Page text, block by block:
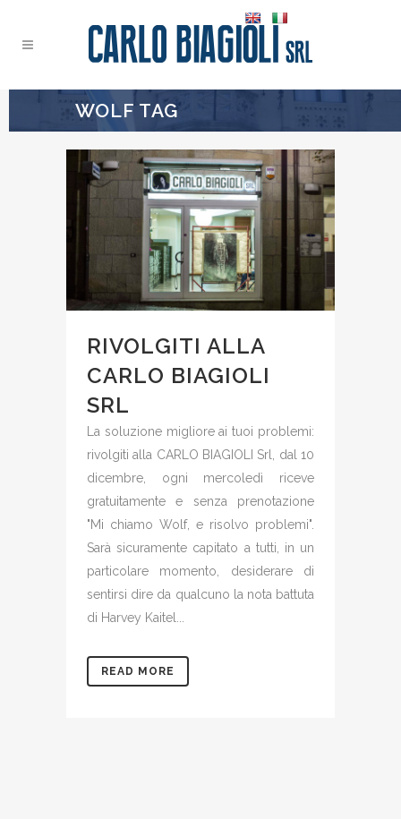
WOLF TAG
RIVOLGITI ALLA
CARLO BIAGIOLI
SRL
La soluzione migliore ai tuoi problemi:
rivolgiti alla CARLO BIAGIOLI Srl, dal 10
dicembre, ogni mercoledì riceve
gratuitamente e senza prenotazione
"Mi chiamo Wolf, e risolvo problemi".
Sarà sicuramente capitato a tutti, in un
particolare momento, desiderare di
sentirsi dire da qualcuno la nota battuta
di Harvey Kaitel...
READ MORE